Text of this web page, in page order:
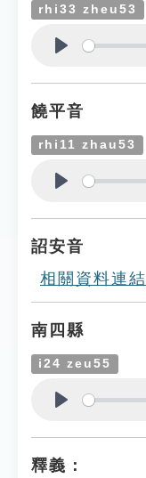
rhi33 zheu53
饒平音
rhi11 zhau53
詔安音
相關資料連結
南四縣
i24 zeu55
釋義：